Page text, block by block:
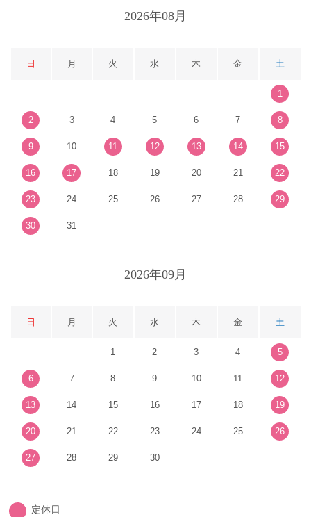
2026年08月
日 月 火 水 木 金 土
1
2 3 4 5 6 7 8
9 10 11 12 13 14 15
16 17 18 19 20 21 22
23 24 25 26 27 28 29
30 31
2026年09月
日 月 火 水 木 金 土
1 2 3 4 5
6 7 8 9 10 11 12
13 14 15 16 17 18 19
20 21 22 23 24 25 26
27 28 29 30
定休日